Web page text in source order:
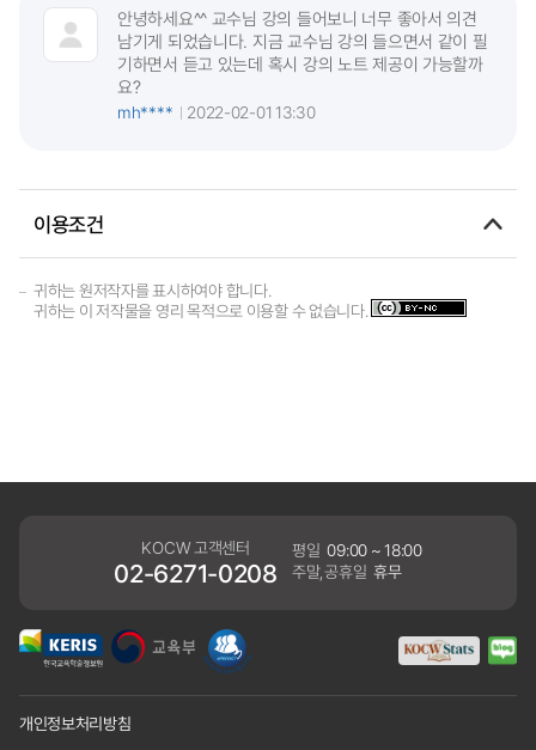
안녕하세요^^ 교수님 강의 들어보니 너무 좋아서 의견
남기게 되었습니다. 지금 교수님 강의 들으면서 같이 필
기하면서 듣고 있는데 혹시 강의 노트 제공이 가능할까
요?
mh****
2022-02-01 13:30
이용조건
귀하는 원저작자를 표시하여야 합니다.
귀하는 이 저작물을 영리 목적으로 이용할 수 없습니다.
KOCW 고객센터
02-6271-0208
평일 09:00 ~ 18:00
주말,공휴일 휴무
개인정보처리방침